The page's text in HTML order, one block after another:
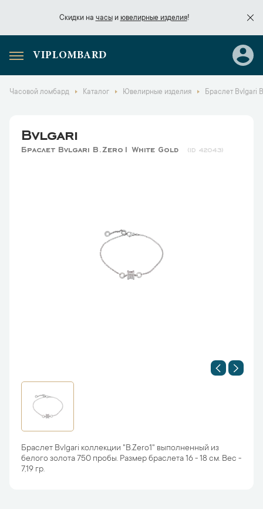
Скидки на часыи ювелирные изделия!
Скидки начасы
VIPLOMBARD
Часовой ломбард Каталог Ювелирные изделия Браслет Bvlgari
Bvlgari
Браслет Bvlgari B.Zero1 White Gold 42043
Браслет Bvlgari коллекции "B.Zero1" выполненный из
белого золота 750 пробы. Размер браслета 16 - 18 см. Вес -
7,19 гр.